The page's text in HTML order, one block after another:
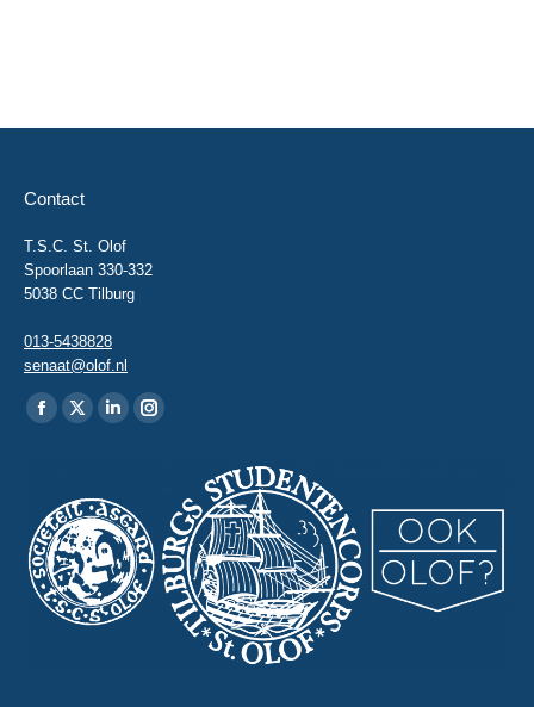
Contact
T.S.C. St. Olof
Spoorlaan 330-332
5038 CC Tilburg
013-5438828
senaat@olof.nl
Vind ons op:
Facebook
in
new
window
X
in
new
window
Linkedin
in
new
window
Instagram
new
window